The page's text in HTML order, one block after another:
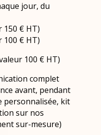
jour, du
150 € HT)
100 € HT)
100 € HT)
complet
avant, pendant
personnalisée, kit
sur nos
sur-mesure)